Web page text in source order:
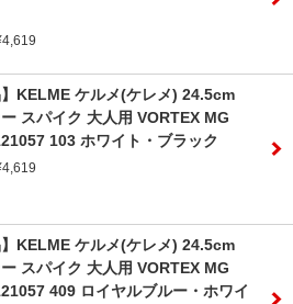
】KELME ケルメ(ケレメ) 24.5cm
スパイク 大人用 VORTEX MG
103 ホワイト・ブラック
】KELME ケルメ(ケレメ) 24.5cm
スパイク 大人用 VORTEX MG
409 ロイヤルブルー・ホワイ